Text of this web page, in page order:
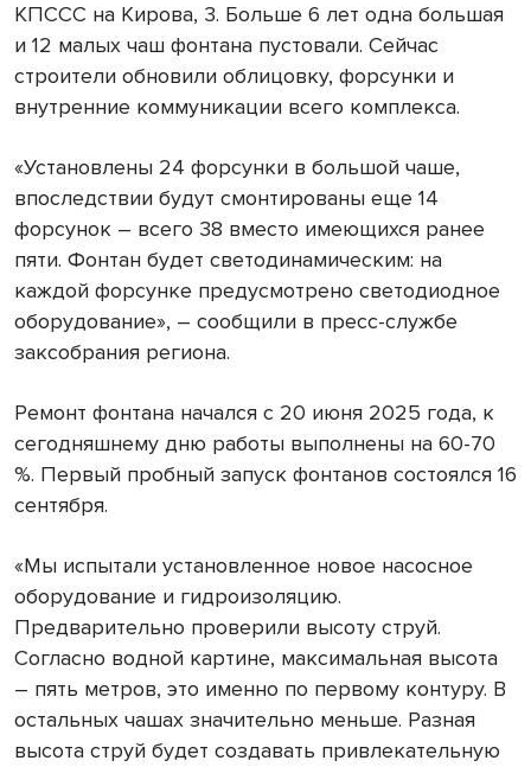
КПССС на Кирова, 3. Больше 6 лет одна большая
и 12 малых чаш фонтана пустовали. Сейчас
строители обновили облицовку, форсунки и
внутренние коммуникации всего комплекса.
«Установлены 24 форсунки в большой чаше,
впоследствии будут смонтированы еще 14
форсунок – всего 38 вместо имеющихся ранее
пяти. Фонтан будет светодинамическим: на
каждой форсунке предусмотрено светодиодное
оборудование», – сообщили в пресс-службе
заксобрания региона.
Ремонт фонтана начался с 20 июня 2025 года, к
сегодняшнему дню работы выполнены на 60-70
%. Первый пробный запуск фонтанов состоялся 16
сентября.
«Мы испытали установленное новое насосное
оборудование и гидроизоляцию.
Предварительно проверили высоту струй.
Согласно водной картине, максимальная высота
– пять метров, это именно по первому контуру. В
остальных чашах значительно меньше. Разная
высота струй будет создавать привлекательную